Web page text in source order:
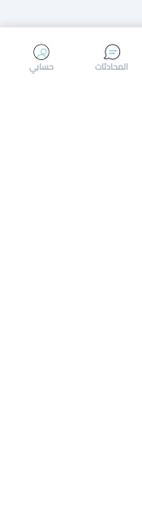
إجراء مكالمة
حسابي المحادثات